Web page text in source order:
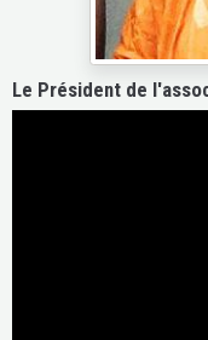
Le Président de